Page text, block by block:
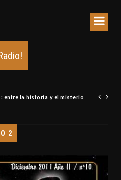
sobre Estados Unidos y abre la pista
2